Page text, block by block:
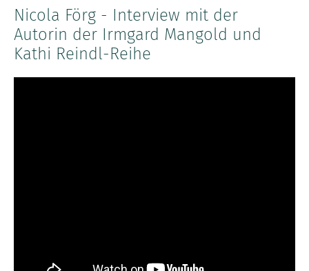
Nicola Förg - Interview mit der
Autorin der Irmgard Mangold und
Kathi Reindl-Reihe